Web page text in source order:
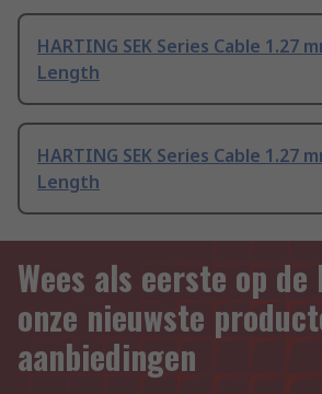
HARTING SEK Series Cable 1.27
Length
HARTING SEK Series Cable 1.27
Length
Wees als eerste op
onze nieuwste
aanbiedingen